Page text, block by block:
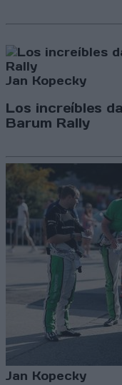
Jan Kopecky
Los increíbles
Barum Rally
Jan Kopecky